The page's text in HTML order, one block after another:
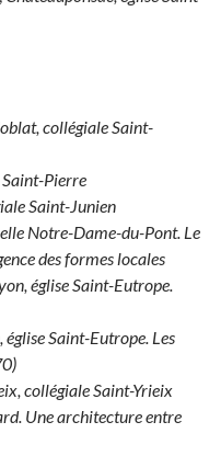
collégiale Saint-
Pierre
Saint-Junien
Notre-Dame-du-Pont. Le
des formes locales
église Saint-Eutrope.
Saint-Eutrope. Les
collégiale Saint-Yrieix
Une architecture entre